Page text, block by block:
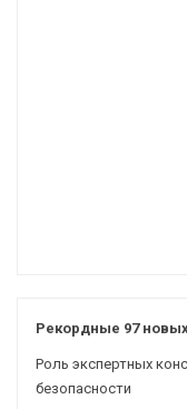
Рекордные 97
Роль экспертных
безопасности